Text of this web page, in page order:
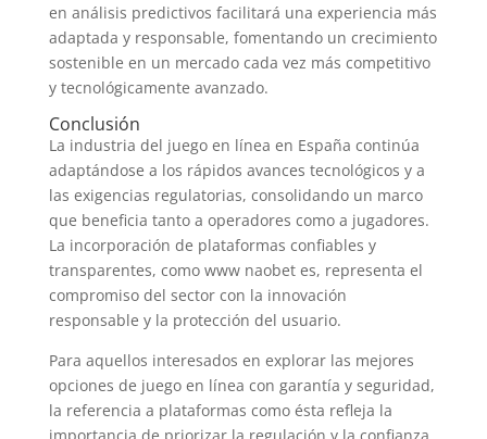
en análisis predictivos facilitará una experiencia más
adaptada y responsable, fomentando un crecimiento
sostenible en un mercado cada vez más competitivo
y tecnológicamente avanzado.
Conclusión
La industria del juego en línea en España continúa
adaptándose a los rápidos avances tecnológicos y a
las exigencias regulatorias, consolidando un marco
que beneficia tanto a operadores como a jugadores.
La incorporación de plataformas confiables y
transparentes, como www naobet es, representa el
compromiso del sector con la innovación
responsable y la protección del usuario.
Para aquellos interesados en explorar las mejores
opciones de juego en línea con garantía y seguridad,
la referencia a plataformas como ésta refleja la